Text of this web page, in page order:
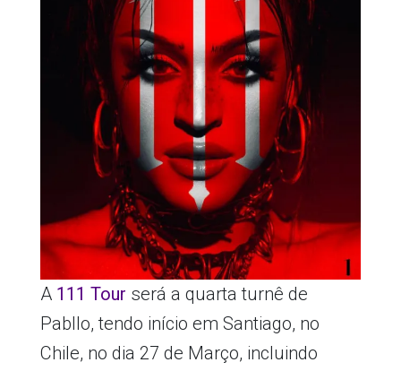
A111 Tour será a quarta turnê de
Pabllo, tendo início em Santiago, no
Chile, no dia 27 de Março, incluindo